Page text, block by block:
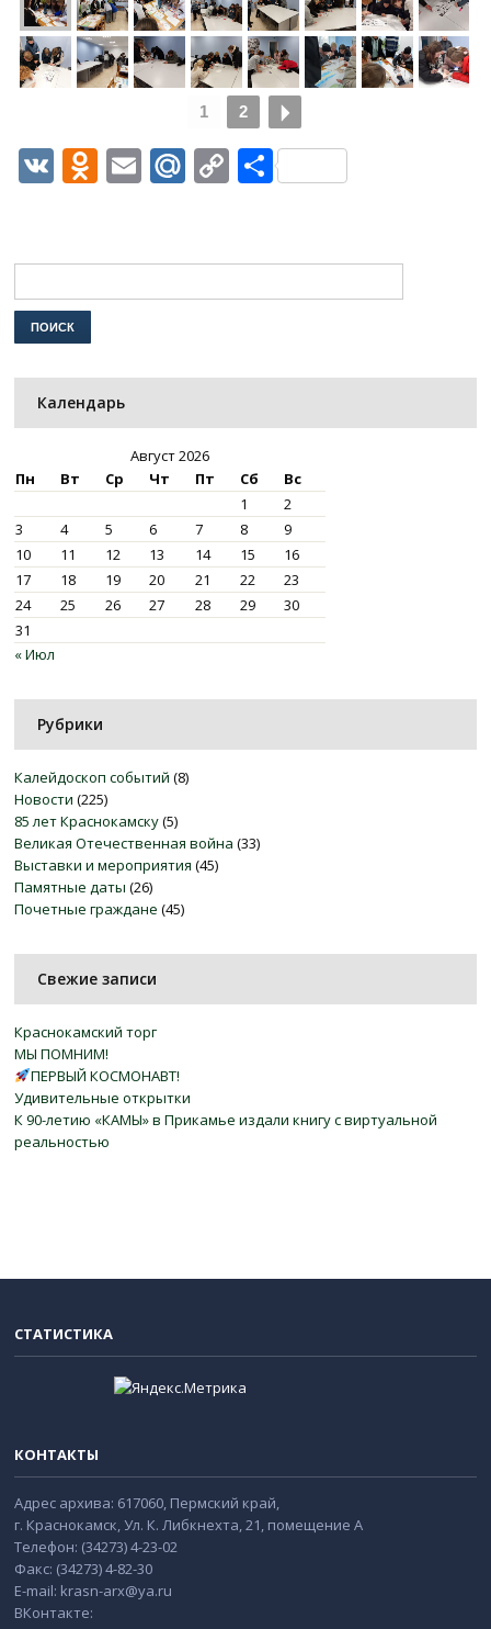
1 2
VK Odnoklassniki
EmailMail.Ru
CopyОтправить
Календарь
Август 2026
Пн
Вт Ср Чт Пт Сб
Вс
1
2
3
4 5 6 7 8
9
10
11 12 13 14 15
16
17
18 19 20 21 22
23
24
25 26 27 28 29
30
31
« Июл
Рубрики
Калейдоскоп событий (8)
Новости (225)
85 лет Краснокамску(5)
Великая Отечественная война (33)
Выставки и мероприятия (45)
Памятные даты (26)
Почетные граждане (45)
Свежие записи
Краснокамский торг
МЫ ПОМНИМ!
ПЕРВЫЙ КОСМОНАВТ!
Удивительные открытки
К 90-летию «КАМЫ» в Прикамье издали книгу с виртуальной
реальностью
СТАТИСТИКА
КОНТАКТЫ
Адрес архива: 617060, Пермский край,
г. Краснокамск, Ул. К. Либкнехта, 21, помещение А
Телефон: (34273) 4-23-02
Факс: (34273) 4-82-30
E-mail: krasn-arx@ya.ru
ВКонтакте: